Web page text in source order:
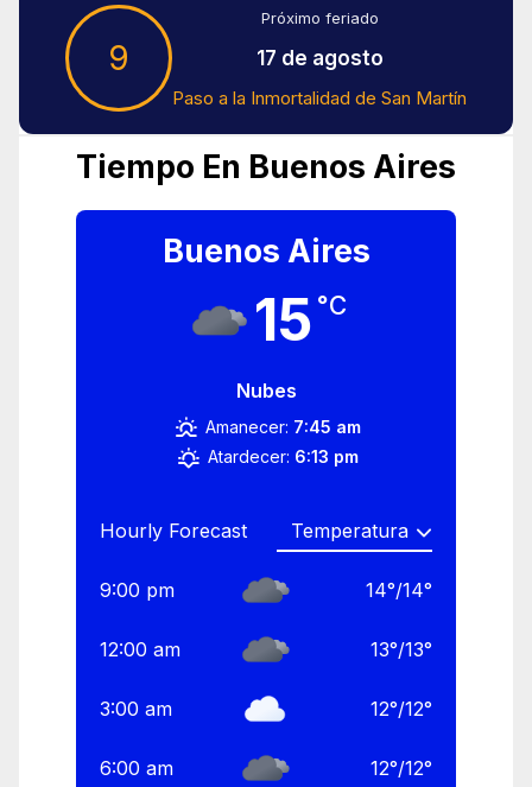
9
Próximo feriado
17 de agosto
Paso a la Inmortalidad de San Martín
Tiempo En Buenos Aires
Buenos Aires
15 °C
Nubes
Amanecer: 7:45 am
Atardecer: 6:13 pm
Hourly Forecast
9:00 pm 14°/14°
12:00 am 13°/13°
3:00 am 12°/12°
6:00 am 12°/12°